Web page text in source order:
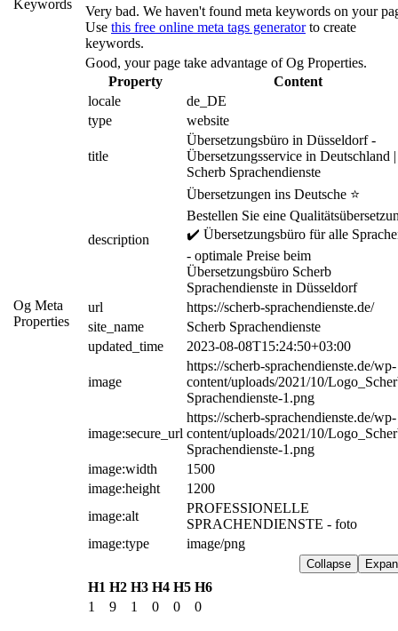
Keywords
Very bad. We haven't found meta keywords on your
Use this free online meta tags generatorto create
keywords.
Og Meta
Properties
Good, your page take advantage of Og Properties.
Property
Content
locale
de_DE
type
website
title
Übersetzungsbüro in Düsseldorf -
Übersetzungsservice in Deutschland |
Scherb Sprachendienste
description
Übersetzungen ins Deutsche ⭐
Bestellen Sie eine
✔️ Übersetzungsbüro für alle
- оptimale Preise beim
Übersetzungsbüro Scherb
Sprachendienste in Düsseldorf
url
https://scherb-sprachendienste.de/
site_name
Scherb Sprachendienste
updated_time
2023-08-08T15:24:50+03:00
image
https://scherb-sprachendienste.de/wp-
content/uploads/2021/10/
Sprachendienste-1.png
image:secure_url
https://scherb-sprachendienste.de/wp-
content/uploads/2021/10/
Sprachendienste-1.png
image:width
1500
image:height
1200
image:alt
PROFESSIONELLE
SPRACHENDIENSTE - foto
image:type
image/png
Collapse
H1 H2 H3 H4 H5 H6
1
9 1 0 0 0